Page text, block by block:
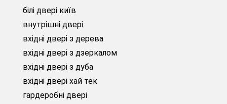
білі двері київ
внутрішні двері
вхідні двері з дерева
вхідні двері з дзеркалом
вхідні двері з дуба
вхідні двері хай тек
гардеробні двері